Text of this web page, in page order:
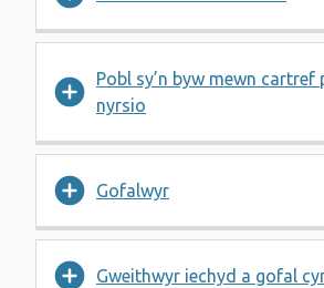
Pobl sy’n byw mewn cartref
nyrsio
Gofalwyr
Gweithwyr iechyd a gofal